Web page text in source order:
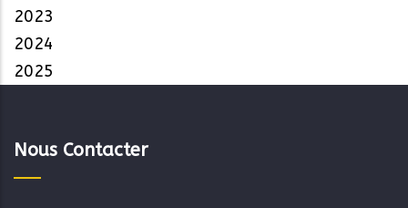
2023
2024
2025
Nous Contacter